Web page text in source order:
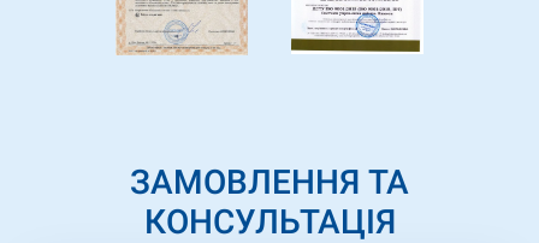
ЗАМОВЛЕННЯ ТА
КОНСУЛЬТАЦІЯ